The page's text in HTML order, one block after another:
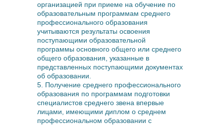
организацией при приеме на обучение по
образовательным программам среднего
профессионального образования
учитываются результаты освоения
поступающими образовательной
программы основного общего или среднего
общего образования, указанные в
представленных поступающими документах
об образовании.
5. Получение среднего профессионального
образования по программам подготовки
специалистов среднего звена впервые
лицами, имеющими диплом о среднем
профессиональном образовании с